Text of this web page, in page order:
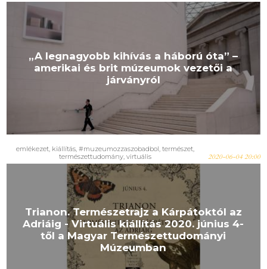
„A legnagyobb kihívás a háború óta” –
amerikai és brit múzeumok vezetői a
járványról
emlékezet, kiállítás, #muzeumozzaszobadbol, természet,
természettudomány, virtuális
2020-06-04 20:00
Trianon. Természetrajz a Kárpátoktól az
Adriáig - Virtuális kiállítás 2020. június 4-
től a Magyar Természettudományi
Múzeumban